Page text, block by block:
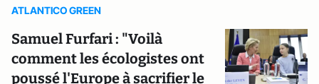
ATLANTICO GREEN
Samuel Furfari : "Voilà
comment les écologistes ont
poussé l'Europe à sacrifier le